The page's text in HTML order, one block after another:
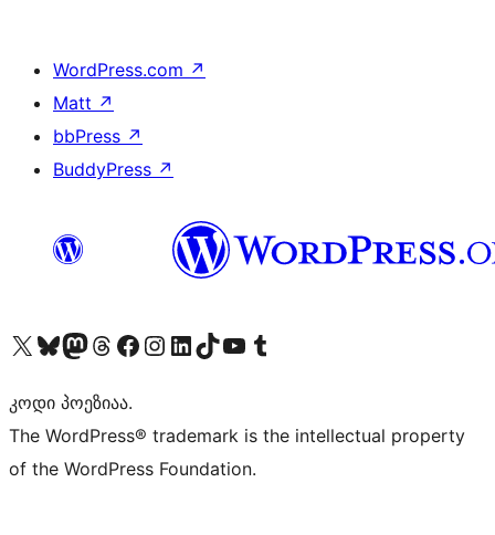
WordPress.com ↗
Matt ↗
bbPress ↗
BuddyPress ↗
Visit our X (formerly Twitter) account
Visit our Bluesky account
Visit our Mastodon account
Visit our Threads account
Visit our Facebook page
Visit our Instagram account
Visit our LinkedIn account
Visit our TikTok account
Visit our YouTube channel
Visit our Tumblr account
კოდი პოეზიაა.
The WordPress® trademark is the intellectual property
of the WordPress Foundation.